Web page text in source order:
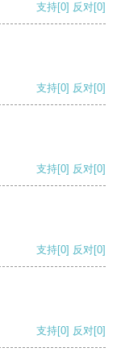
支持[0] 反对[0]
支持[0] 反对[0]
支持[0] 反对[0]
支持[0] 反对[0]
支持[0] 反对[0]